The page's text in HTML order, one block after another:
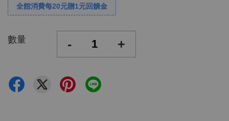
全館消費每20元贈1元回饋金
數量 - +